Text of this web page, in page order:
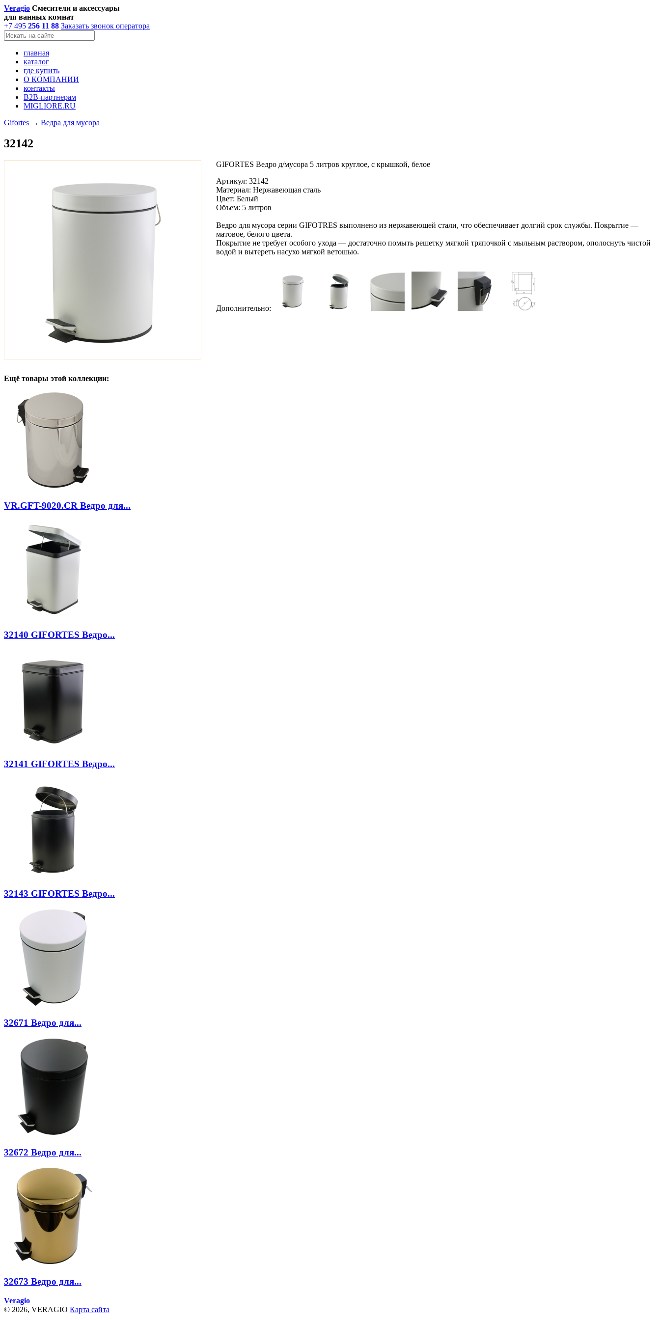
Veragio Смесители и аксессуары
для ванных комнат
+7 495 256 11 88 Заказать звонок оператора
главная
каталог
где купить
О КОМПАНИИ
контакты
В2В-партнерам
MIGLIORE.RU
Gifortes → Ведра для мусора
32142
GIFORTES Ведро д/мусора 5 литров круглое, с крышкой, белое
Артикул: 32142
Материал: Нержавеющая сталь
Цвет: Белый
Объем: 5 литров
Ведро для мусора серии GIFOTRES выполнено из нержавеющей стали, что обеспечивает долгий срок службы. Покрытие —
матовое, белого цвета.
Покрытие не требует особого ухода — достаточно помыть решетку мягкой тряпочкой с мыльным раствором, ополоснуть чистой
водой и вытереть насухо мягкой ветошью.
Дополнительно:
Ещё товары этой коллекции:
VR.GFT-9020.CR Ведро для...
32140 GIFORTES Ведро...
32141 GIFORTES Ведро...
32143 GIFORTES Ведро...
32671 Ведро для...
32672 Ведро для...
32673 Ведро для...
Veragio
© 2026, VERAGIO Карта сайта